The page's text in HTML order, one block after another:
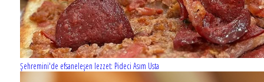
Şehremini'de efsaneleşen lezzet: Pideci Asım Usta